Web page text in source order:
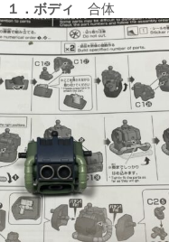
１．ボディ 合体